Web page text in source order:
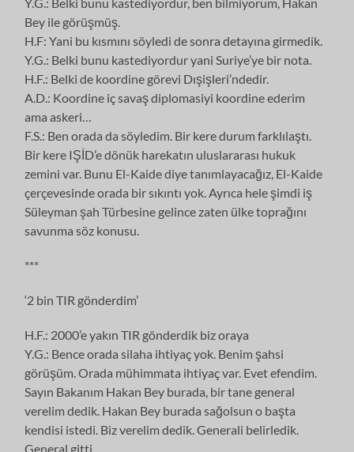
Bey ile görüşmüş.
H.F: Yani bu kısmını söyledi de sonra detayına girmedik.
Y.G.: Belki bunu kastediyordur yani Suriye’ye bir nota.
H.F.: Belki de koordine görevi Dışişleri’ndedir.
A.D.: Koordine iç savaş diplomasiyi koordine ederim
ama askeri…
F.S.: Ben orada da söyledim. Bir kere durum farklılaştı.
Bir kere IŞİD’e dönük harekatın uluslararası hukuk
zemini var. Bunu El-Kaide diye tanımlayacağız, El-Kaide
çerçevesinde orada bir sıkıntı yok. Ayrıca hele şimdi iş
Süleyman şah Türbesine gelince zaten ülke toprağını
savunma söz konusu.
***
‘2 bin TIR gönderdim’
H.F.: 2000’e yakın TIR gönderdik biz oraya
Y.G.: Bence orada silaha ihtiyaç yok. Benim şahsi
görüşüm. Orada mühimmata ihtiyaç var. Evet efendim.
Sayın Bakanım Hakan Bey burada, bir tane general
verelim dedik. Hakan Bey burada sağolsun o başta
kendisi istedi. Biz verelim dedik. Generali belirledik.
General gitti.